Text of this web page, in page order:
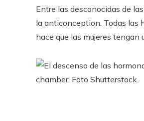
Entre las desconocidas de
la anticonception. Todas las
hace que las mujeres tengan